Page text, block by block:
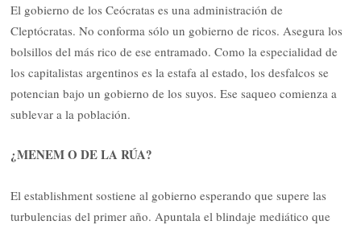
El gobierno de los Ceócratas es una administración de
Cleptócratas. No conforma sólo un gobierno de ricos. Asegura los
bolsillos del más rico de ese entramado. Como la especialidad de
los capitalistas argentinos es la estafa al estado, los desfalcos se
potencian bajo un gobierno de los suyos. Ese saqueo comienza a
sublevar a la población.
¿MENEM O DE LA RÚA?
El establishment sostiene al gobierno esperando que supere las
turbulencias del primer año. Apuntala el blindaje mediático que